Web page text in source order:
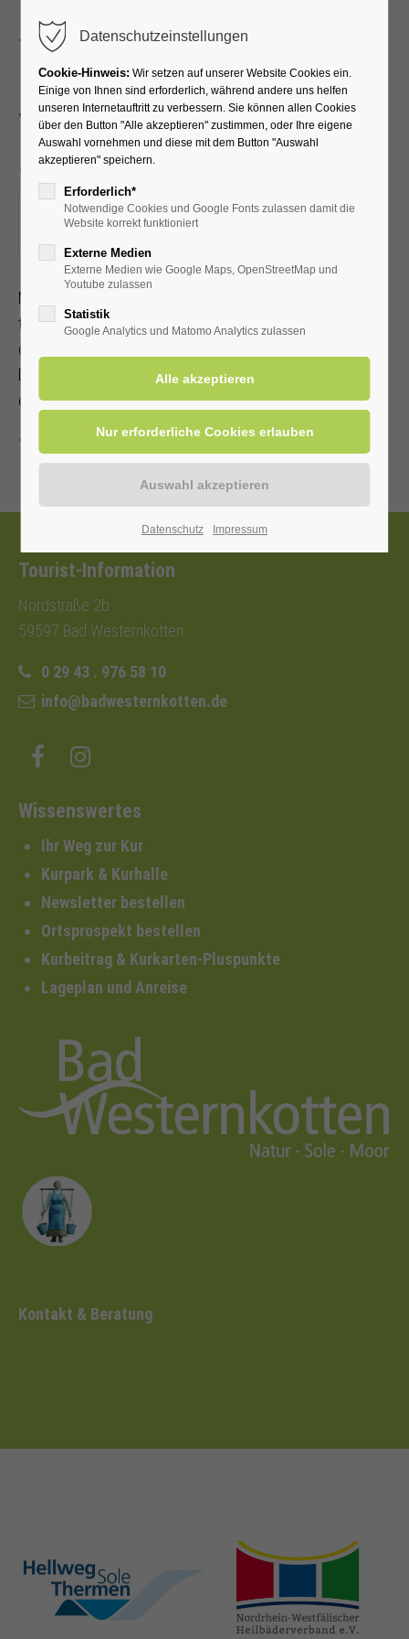
Yoga im Park für Leib und
Seele
16.10.2025, 10:00
Mit Achtsamkeit und Selbstliebe zu Gelassenheit, Ruhe und
tiefer Selbsterfahrung gelangen. Bei gutem Wetter findet
der 90-Minuten-Kurs im Kurpark statt. Bitte bringen Sie eine
Decke und ein Getränk mit. Bitte ¼ Std. vor Beginn
einfinden. Mit Kur-/Einwohnerkarte 12,00 €, ohne 15,00 €
Tourist-Information
Nordstraße 2b
59597 Bad Westernkotten
0 29 43 . 976 58 10
info@badwesternkotten.de
Wissenswertes
Ihr Weg zur Kur
Kurpark & Kurhalle
Newsletter bestellen
Ortsprospekt bestellen
Kurbeitrag & Kurkarten-Pluspunkte
Lageplan und Anreise
Kontakt & Beratung
hellweg-sole-
thermen.de
heilbaeder.de
Datenschutzeinstellungen
Cookie-Hinweis: Wir setzen auf unserer Website Cookies ein.
Einige von Ihnen sind erforderlich, während andere uns helfen
unseren Internetauftritt zu verbessern. Sie können allen Cookies
über den Button "Alle akzeptieren" zustimmen, oder Ihre eigene
Auswahl vornehmen und diese mit dem Button "Auswahl
akzeptieren" speichern.
Erforderlich*
Notwendige Cookies und Google Fonts zulassen damit die
Website korrekt funktioniert
Externe Medien
Externe Medien wie Google Maps, OpenStreetMap und
Youtube zulassen
Statistik
Google Analytics und Matomo Analytics zulassen
Datenschutz Impressum